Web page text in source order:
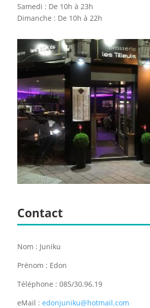
Samedi : De 10h à 23h
Dimanche : De 10h à 22h
Contact
Nom : Juniku
Prénom : Edon
Téléphone : 085/30.96.19
eMail : edonjuniku@hotmail.com